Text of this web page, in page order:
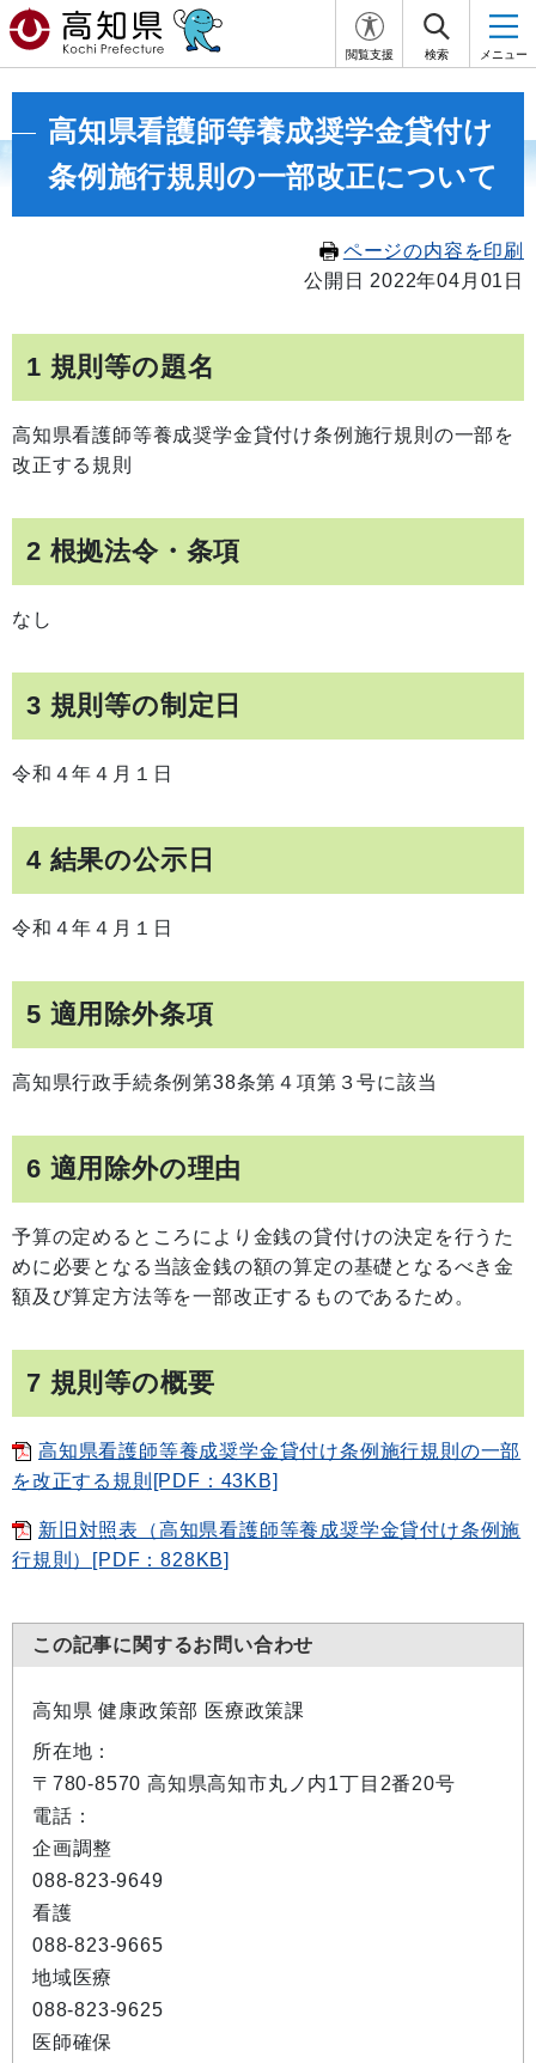
閲覧支援 検索 メニュー
高知県看護師等養成奨学金貸付け
条例施行規則の一部改正について
ページの内容を印刷
公開日 2022年04月01日
1 規則等の題名
高知県看護師等養成奨学金貸付け条例施行規則の一部を
改正する規則
2 根拠法令・条項
なし
3 規則等の制定日
令和４年４月１日
4 結果の公示日
令和４年４月１日
5 適用除外条項
高知県行政手続条例第38条第４項第３号に該当
6 適用除外の理由
予算の定めるところにより金銭の貸付けの決定を行うた
めに必要となる当該金銭の額の算定の基礎となるべき金
額及び算定方法等を一部改正するものであるため。
7 規則等の概要
高知県看護師等養成奨学金貸付け条例施行規則の一部
を改正する規則[PDF：43KB]
新旧対照表（高知県看護師等養成奨学金貸付け条例施
行規則）[PDF：828KB]
この記事に関するお問い合わせ
高知県 健康政策部 医療政策課
所在地：
〒780-8570 高知県高知市丸ノ内1丁目2番20号
電話：
企画調整
088-823-9649
看護
088-823-9665
地域医療
088-823-9625
医師確保